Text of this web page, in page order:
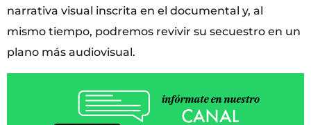
narrativa visual inscrita en el documental y, al
mismo tiempo, podremos revivir su secuestro en un
plano más audiovisual.